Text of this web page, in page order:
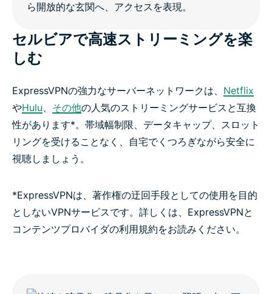
セルビアで高速ストリーミングを楽
しむ
ExpressVPNの強力なサーバーネットワークは、 Netflix
やHulu、 その他の人気のストリーミングサービスと互換
性があります*。帯域幅制限、データキャップ、スロット
リングを受けることなく、自宅でくつろぎながら安全に
視聴しましょう。
*ExpressVPNは、著作権の迂回手段としての使用を目的
としないVPNサービスです。詳しくは、ExpressVPNと
コンテンツプロバイダの利用規約をお読みください。